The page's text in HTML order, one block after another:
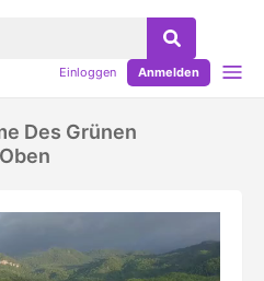
Einloggen Anmelden
Des Grünen